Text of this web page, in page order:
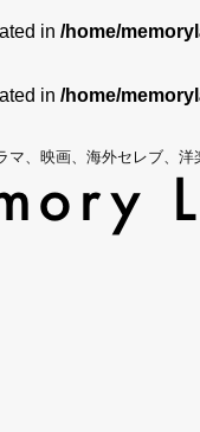
in /home/
in /home/
マ、映画、海外セレブ、洋